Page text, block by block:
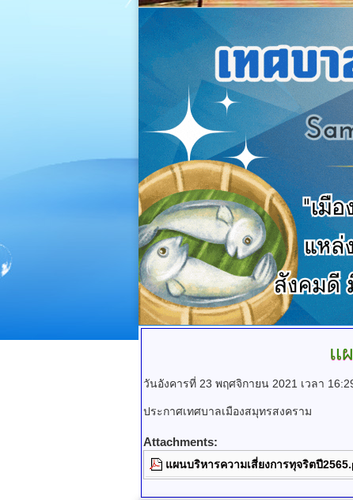
แ
วันอังคารที่ 23 พฤศจิกายน 2021 เวลา
ประกาศเทศบาลเมืองสมุทรสงคราม
Attachments:
แผนบริหารความเสี่ยงการทุจริตปี